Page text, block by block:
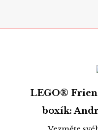
LEGO®
boxík: